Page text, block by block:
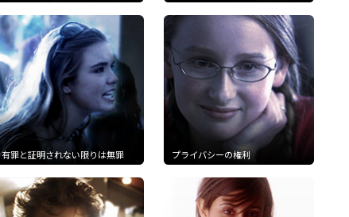
有罪と証明されない限りは無罪 プライバシーの権利